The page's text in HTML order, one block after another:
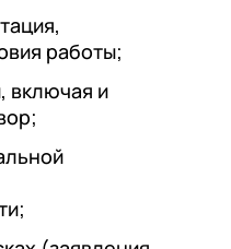
работы;
включая и